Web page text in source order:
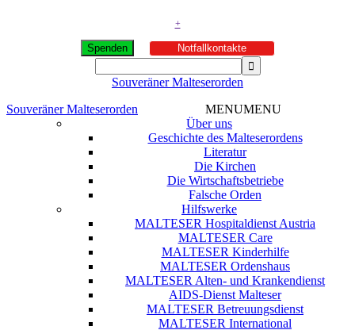
+
Spenden Notfallkontakte
Souveräner Malteserorden
Souveräner Malteserorden
MENUMENU
Über uns
Geschichte des Malteserordens
Literatur
Die Kirchen
Die Wirtschaftsbetriebe
Falsche Orden
Hilfswerke
MALTESER Hospitaldienst Austria
MALTESER Care
MALTESER Kinderhilfe
MALTESER Ordenshaus
MALTESER Alten- und Krankendienst
AIDS-Dienst Malteser
MALTESER Betreuungsdienst
MALTESER International